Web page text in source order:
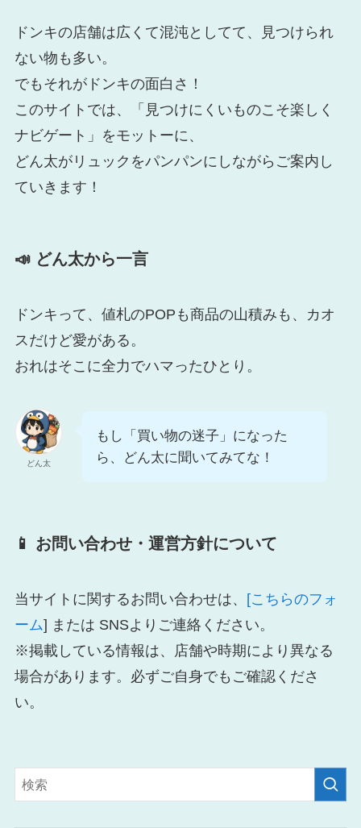
ドンキの店舗は広くて混沌としてて、見つけられ
ない物も多い。
でもそれがドンキの面白さ！
このサイトでは、「見つけにくいものこそ楽しく
ナビゲート」をモットーに、
どん太がリュックをパンパンにしながらご案内し
ていきます！
📣 どん太から一言
ドンキって、値札のPOPも商品の山積みも、カオ
スだけど愛がある。
おれはそこに全力でハマったひとり。
どん太
もし「買い物の迷子」になった
ら、どん太に聞いてみてな！
📱 お問い合わせ・運営方針について
当サイトに関するお問い合わせは、
[こちらのフォ
ーム] または SNSよりご連絡ください。
※掲載している情報は、店舗や時期により異なる
場合があります。必ずご自身でもご確認くださ
い。